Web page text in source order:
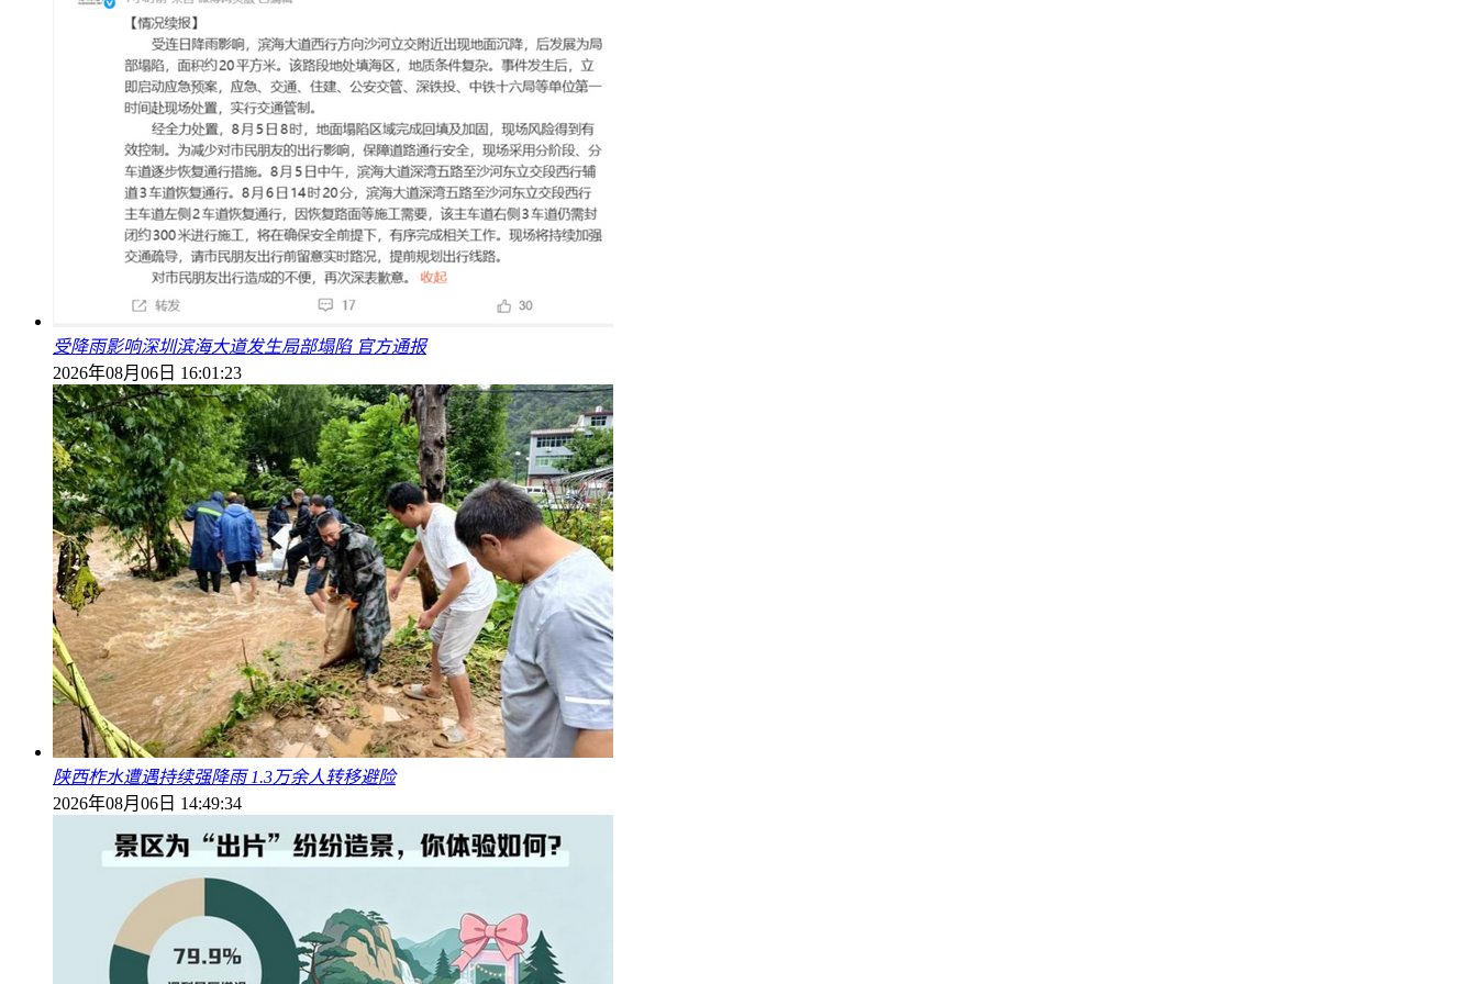
受降雨影响深圳滨海大道发生局部塌陷 官方通报
2026年08月06日 16:01:23
陕西柞水遭遇持续强降雨 1.3万余人转移避险
2026年08月06日 14:49:34